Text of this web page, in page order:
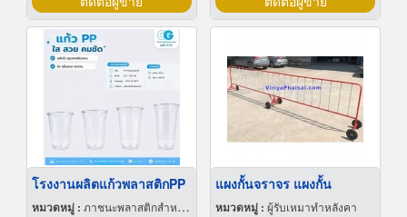
โรงงานผลิตแก้วพลาสติกPP
หมวดหมู่ : ภาชนะพลาสติกสำหรับบรรจุ
แผงกั้นจราจร แผงกั้น
หมวดหมู่ : ผู้รับเหมาทำหลังคา